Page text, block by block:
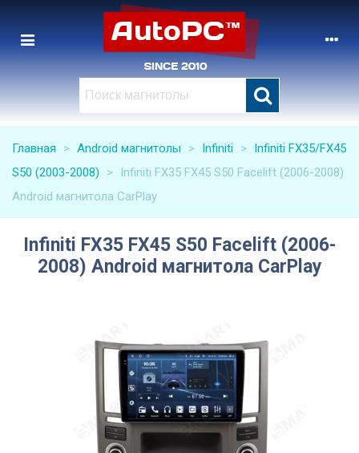
Главная > Android магнитолы > Infiniti > Infiniti FX35/FX45
S50 (2003-2008)
>
Infiniti FX35 FX45 S50 Facelift (2006-2008)
Android магнитола CarPlay
Infiniti FX35 FX45 S50 Facelift (2006-
2008) Android магнитола CarPlay